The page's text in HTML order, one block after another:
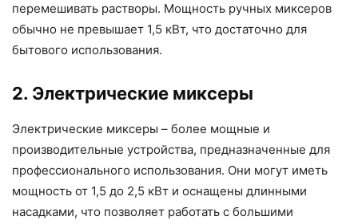
перемешивать растворы. Мощность ручных миксеров
обычно не превышает 1,5 кВт, что достаточно для
бытового использования.
2. Электрические миксеры
Электрические миксеры – более мощные и
производительные устройства, предназначенные для
профессионального использования. Они могут иметь
мощность от 1,5 до 2,5 кВт и оснащены длинными
насадками, что позволяет работать с большими